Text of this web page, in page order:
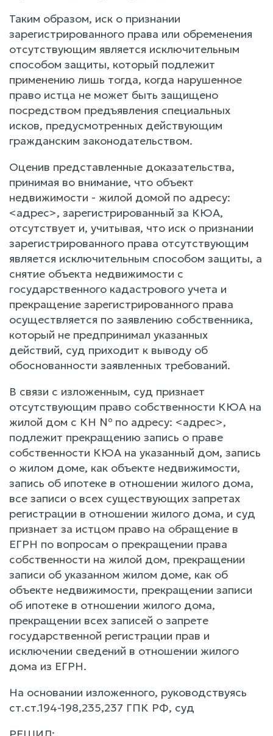
Таким образом, иск о признании
зарегистрированного права или обременения
отсутствующим является исключительным
способом защиты, который подлежит
применению лишь тогда, когда нарушенное
право истца не может быть защищено
посредством предъявления специальных
исков, предусмотренных действующим
гражданским законодательством.
Оценив представленные доказательства,
принимая во внимание, что объект
недвижимости - жилой домой по адресу:
<адрес>, зарегистрированный за КЮА,
отсутствует и, учитывая, что иск о признании
зарегистрированного права отсутствующим
является исключительным способом защиты, а
снятие объекта недвижимости с
государственного кадастрового учета и
прекращение зарегистрированного права
осуществляется по заявлению собственника,
который не предпринимал указанных
действий, суд приходит к выводу об
обоснованности заявленных требований.
В связи с изложенным, суд признает
отсутствующим право собственности КЮА на
жилой дом с КН № по адресу: <адрес>,
подлежит прекращению запись о праве
собственности КЮА на указанный дом, запись
о жилом доме, как объекте недвижимости,
запись об ипотеке в отношении жилого дома,
все записи о всех существующих запретах
регистрации в отношении жилого дома, и суд
признает за истцом право на обращение в
ЕГРН по вопросам о прекращении права
собственности на жилой дом, прекращении
записи об указанном жилом доме, как об
объекте недвижимости, прекращении записи
об ипотеке в отношении жилого дома,
прекращении всех записей о запрете
государственной регистрации прав и
исключении сведений в отношении жилого
дома из ЕГРН.
На основании изложенного, руководствуясь
ст.ст.194-198,235,237 ГПК РФ, суд